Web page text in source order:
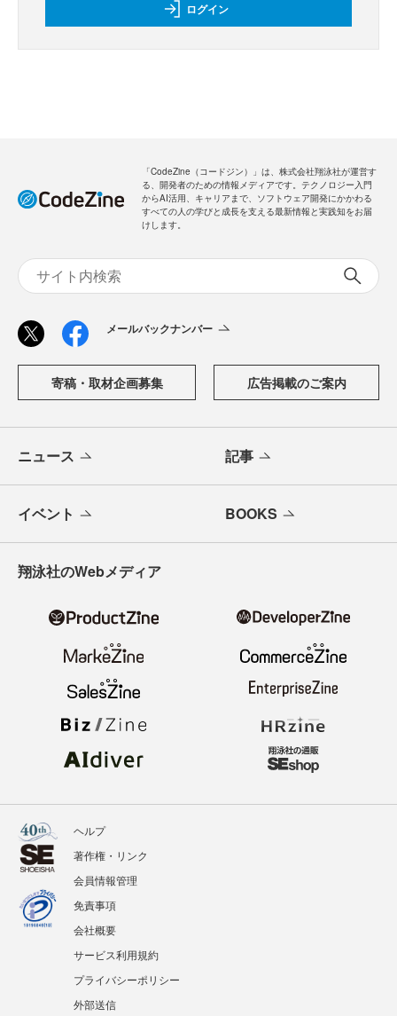
ログイン
「CodeZine（コードジン）」は、株式会社翔泳社が運営す
る、開発者のための情報メディアです。テクノロジー入門
からAI活用、キャリアまで、ソフトウェア開発にかかわる
すべての人の学びと成長を支える最新情報と実践知をお届
けします。
メールバックナンバー
寄稿・取材企画募集 広告掲載のご案内
ニュース 記事
イベント BOOKS
翔泳社のWebメディア
ヘルプ
著作権・リンク
会員情報管理
免責事項
会社概要
サービス利用規約
プライバシーポリシー
外部送信